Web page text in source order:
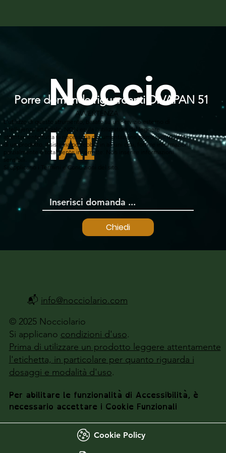
Chiedi
Noccio
lAI
Porre domande riguardanti DIVAPAN 51
AVVERTENZA
L'utilizzo di questo strumento, basato su un servizio esterno di
intelligenza artificiale, NON esula l'utilizzatore dal leggere
attentamente tutta la necessaria documentazione prima dell'utilizzo
di un prodotto. Il sistema potrebbe, in alcuni casi, fornire informazioni
parzialmente o totalmente incorrette. Non inserire informazioni
sensibili.
Si applicano i Termini e Condizioni del sito.
© 2025 Nocciolario
Si applicano condizioni d'uso.
Prima di utilizzare un prodotto leggere attentamente
l'etichetta, in particolare per quanto riguarda i
dosaggi e modalità d'uso.
Per abilitare le funzionalità di Accessibilità, è
necessario accettare i Cookie Funzionali
Cookie Policy
📬 info@nocciolario.com